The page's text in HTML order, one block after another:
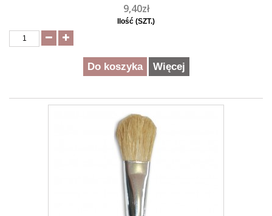
9,40zł
Ilość (SZT.)
Do koszyka Więcej